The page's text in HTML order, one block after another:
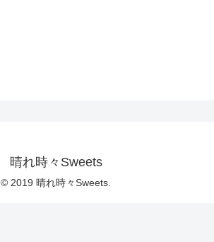
晴れ時々Sweets
© 2019 晴れ時々Sweets.